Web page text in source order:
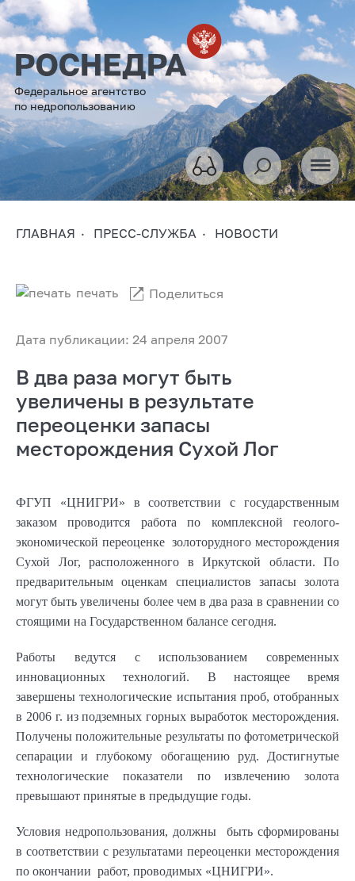
Федеральное агентство
по недропользованию
ГЛАВНАЯ ПРЕСС-СЛУЖБА НОВОСТИ
Дата публикации: 24 апреля 2007
печать Поделиться
В два раза могут быть
увеличены в результате
переоценки запасы
месторождения Сухой Лог
ФГУП «ЦНИГРИ» в соответствии с государственным
заказом проводится работа по комплексной геолого-
экономической переоценке золоторудного месторождения
Сухой Лог, расположенного в Иркутской области. По
предварительным оценкам специалистов запасы золота
могут быть увеличены более чем в два раза в сравнении со
стоящими на Государственном балансе сегодня.
Работы ведутся с использованием современных
инновационных технологий. В настоящее время
завершены технологические испытания проб, отобранных
в 2006 г. из подземных горных выработок месторождения.
Получены положительные результаты по фотометрической
сепарации и глубокому обогащению руд. Достигнутые
технологические показатели по извлечению золота
превышают принятые в предыдущие годы.
Условия недропользования, должны быть сформированы
в соответствии с результатами переоценки месторождения
по окончании работ, проводимых «ЦНИГРИ».